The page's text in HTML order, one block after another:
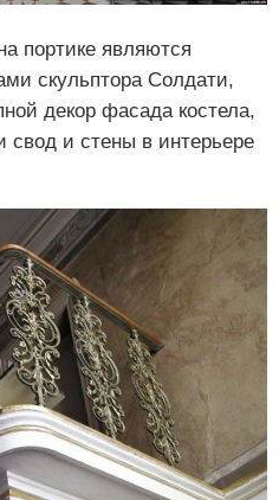
портике являются
скульптора Солдати,
декор фасада костела,
свод и стены в интерьере